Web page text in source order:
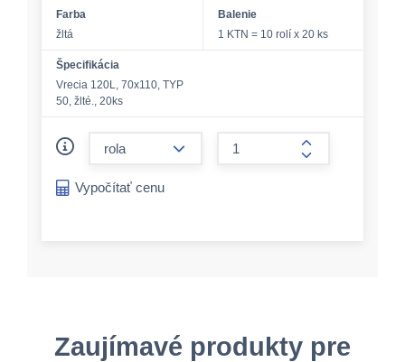
Farba
žltá
Balenie
1 KTN = 10 rolí x 20 ks
Špecifikácia
Vrecia 120L, 70x110, TYP
50, žlté., 20ks
form.increase-
Vypočítať cenu
Zaujímavé produkty pre